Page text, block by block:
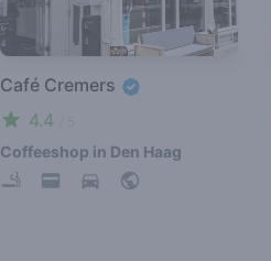
Café Cremers
4.4
Coffeeshop in Den Haag